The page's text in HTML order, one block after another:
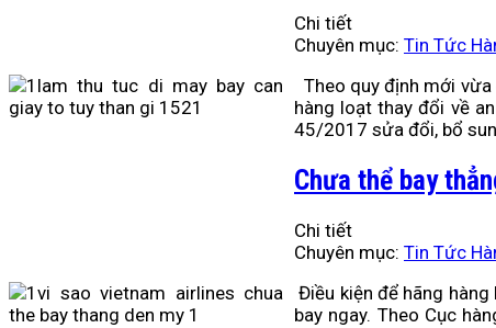
Chi tiết
Chuyên mục: Tin Tức
Theo quy định mới
hàng loạt thay đổi về
45/2017 sửa đổi, bổ
Chưa thể bay
Chi tiết
Chuyên mục: Tin Tức
Điều kiện để hãng
bay ngay. Theo Cục